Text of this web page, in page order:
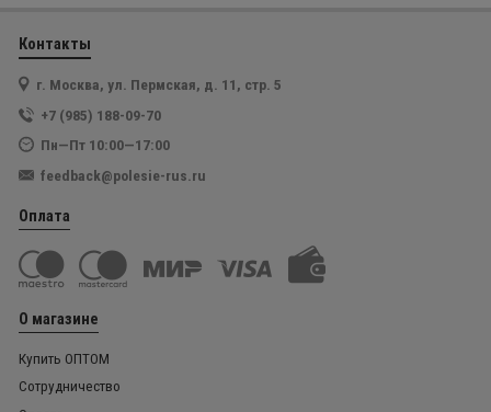
Контакты
г. Москва, ул. Пермская, д. 11, стр. 5
+7 (985) 188-09-70
Пн—Пт 10:00—17:00
feedback@polesie-rus.ru
Оплата
О магазине
Купить ОПТОМ
Сотрудничество